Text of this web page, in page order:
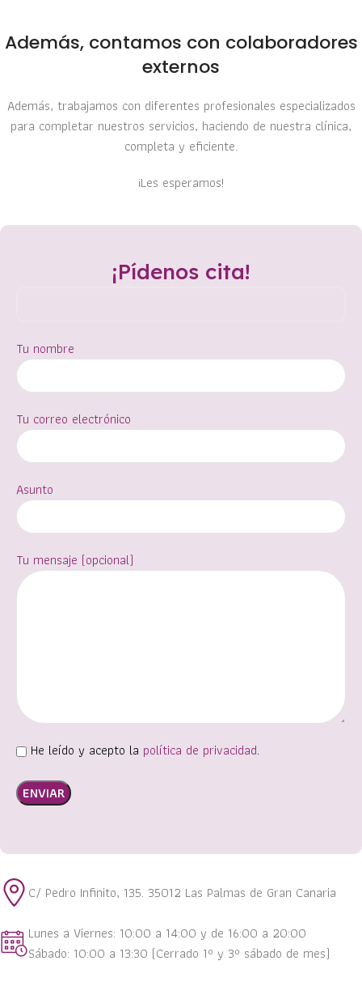
Además, contamos con colaboradores
externos​
Además, trabajamos con diferentes profesionales especializados
para completar nuestros servicios, haciendo de nuestra clínica,
completa y eficiente.
¡Les esperamos!
¡Pídenos cita!
Tu nombre
Tu correo electrónico
Asunto
Tu mensaje (opcional)
He leído y acepto la política de privacidad.
C/ Pedro Infinito, 135. 35012 Las Palmas de Gran Canaria
Lunes a Viernes: 10:00 a 14:00 y de 16:00 a 20:00
Sábado: 10:00 a 13:30 (Cerrado 1º y 3º sábado de mes)